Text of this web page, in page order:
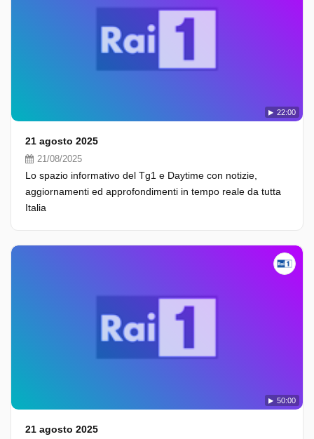
22:00
21 agosto 2025
21/08/2025
Lo spazio informativo del Tg1 e Daytime con notizie,
aggiornamenti ed approfondimenti in tempo reale da tutta
Italia
50:00
21 agosto 2025